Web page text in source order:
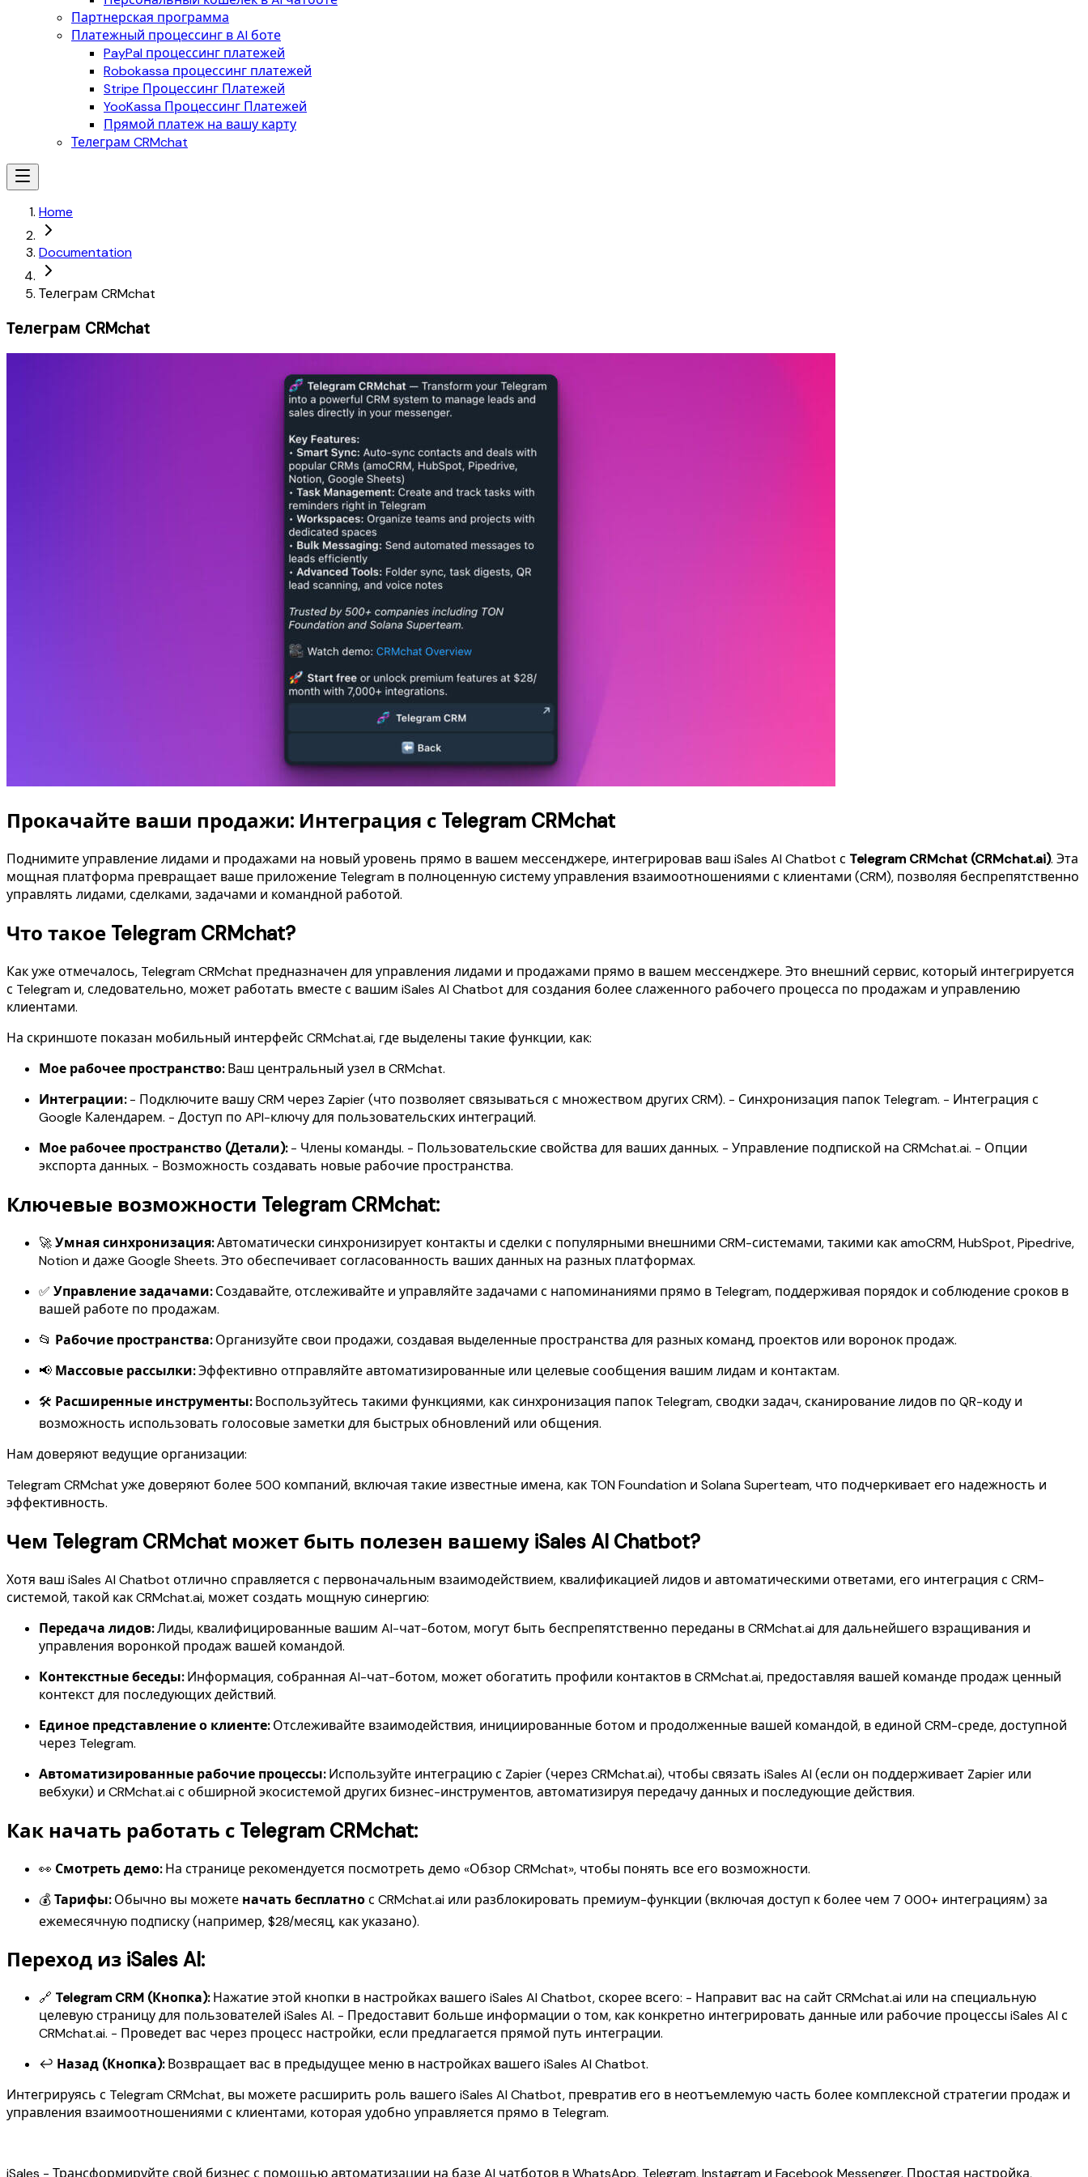
Партнерская программа
Платежный процессинг в AI боте
PayPal процессинг платежей
Robokassa процессинг платежей
Stripe Процессинг Платежей
YooKassa Процессинг Платежей
Прямой платеж на вашу карту
Телеграм CRMchat
Home
Documentation
Телеграм CRMchat
Телеграм CRMchat
Прокачайте ваши продажи: Интеграция с Telegram CRMchat
Поднимите управление лидами и продажами на новый уровень прямо в вашем мессенджере, интегрировав ваш iSales AI Chatbot с Telegram CRMchat (CRMchat.ai). Эта
мощная платформа превращает ваше приложение Telegram в полноценную систему управления взаимоотношениями с клиентами (CRM), позволяя беспрепятственно
управлять лидами, сделками, задачами и командной работой.
Что такое Telegram CRMchat?
Как уже отмечалось, Telegram CRMchat предназначен для управления лидами и продажами прямо в вашем мессенджере. Это внешний сервис, который интегрируется
с Telegram и, следовательно, может работать вместе с вашим iSales AI Chatbot для создания более слаженного рабочего процесса по продажам и управлению
клиентами.
На скриншоте показан мобильный интерфейс CRMchat.ai, где выделены такие функции, как:
Мое рабочее пространство:Ваш центральный узел в CRMchat.
Интеграции:- Подключите вашу CRM через Zapier (что позволяет связываться с множеством других CRM). - Синхронизация папок Telegram. - Интеграция с
Google Календарем. - Доступ по API-ключу для пользовательских интеграций.
Мое рабочее пространство (Детали):- Члены команды. - Пользовательские свойства для ваших данных. - Управление подпиской на CRMchat.ai. - Опции
экспорта данных. - Возможность создавать новые рабочие пространства.
Ключевые возможности Telegram CRMchat:
🚀Умная синхронизация:Автоматически синхронизирует контакты и сделки с популярными внешними CRM-системами, такими как amoCRM, HubSpot, Pipedrive,
Notion и даже Google Sheets. Это обеспечивает согласованность ваших данных на разных платформах.
✅ Управление задачами:Создавайте, отслеживайте и управляйте задачами с напоминаниями прямо в Telegram, поддерживая порядок и соблюдение сроков в
вашей работе по продажам.
📂 Рабочие пространства:Организуйте свои продажи, создавая выделенные пространства для разных команд, проектов или воронок продаж.
📢 Массовые рассылки:Эффективно отправляйте автоматизированные или целевые сообщения вашим лидам и контактам.
🛠️ Расширенные инструменты:Воспользуйтесь такими функциями, как синхронизация папок Telegram, сводки задач, сканирование лидов по QR-коду и
возможность использовать голосовые заметки для быстрых обновлений или общения.
Нам доверяют ведущие организации:
Telegram CRMchat уже доверяют более 500 компаний, включая такие известные имена, как TON Foundation и Solana Superteam, что подчеркивает его надежность и
эффективность.
Чем Telegram CRMchat может быть полезен вашему iSales AI Chatbot?
Хотя ваш iSales AI Chatbot отлично справляется с первоначальным взаимодействием, квалификацией лидов и автоматическими ответами, его интеграция с CRM-
системой, такой как CRMchat.ai, может создать мощную синергию:
Передача лидов:Лиды, квалифицированные вашим AI-чат-ботом, могут быть беспрепятственно переданы в CRMchat.ai для дальнейшего взращивания и
управления воронкой продаж вашей командой.
Контекстные беседы:Информация, собранная AI-чат-ботом, может обогатить профили контактов в CRMchat.ai, предоставляя вашей команде продаж ценный
контекст для последующих действий.
Единое представление о клиенте:Отслеживайте взаимодействия, инициированные ботом и продолженные вашей командой, в единой CRM-среде, доступной
через Telegram.
Автоматизированные рабочие процессы:Используйте интеграцию с Zapier (через CRMchat.ai), чтобы связать iSales AI (если он поддерживает Zapier или
вебхуки) и CRMchat.ai с обширной экосистемой других бизнес-инструментов, автоматизируя передачу данных и последующие действия.
Как начать работать с Telegram CRMchat:
👀 Смотреть демо:На странице рекомендуется посмотреть демо «Обзор CRMchat», чтобы понять все его возможности.
💰Тарифы:Обычно вы можете начать бесплатнос CRMchat.ai или разблокировать премиум-функции (включая доступ к более чем 7 000+ интеграциям) за
ежемесячную подписку (например, $28/месяц, как указано).
Переход из iSales AI:
🔗 Telegram CRM (Кнопка):Нажатие этой кнопки в настройках вашего iSales AI Chatbot, скорее всего: - Направит вас на сайт CRMchat.ai или на специальную
целевую страницу для пользователей iSales AI. - Предоставит больше информации о том, как конкретно интегрировать данные или рабочие процессы iSales AI с
CRMchat.ai. - Проведет вас через процесс настройки, если предлагается прямой путь интеграции.
↩️ Назад (Кнопка):Возвращает вас в предыдущее меню в настройках вашего iSales AI Chatbot.
Интегрируясь с Telegram CRMchat, вы можете расширить роль вашего iSales AI Chatbot, превратив его в неотъемлемую часть более комплексной стратегии продаж и
управления взаимоотношениями с клиентами, которая удобно управляется прямо в Telegram.